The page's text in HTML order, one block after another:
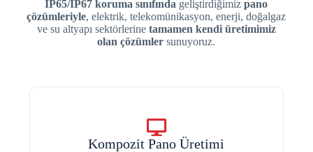
IP65/IP67 koruma sınıfında geliştirdiğimizpano
çözümleriyle, elektrik, telekomünikasyon, enerji, doğalgaz
ve su altyapı sektörlerine tamamen kendi üretimimiz
olan çözümler sunuyoruz.
Kompozit Pano Üretimi